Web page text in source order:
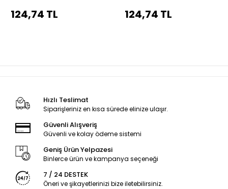
124,74 TL 124,74 TL
Hızlı Teslimat
Siparişleriniz en kısa sürede elinize ulaşır.
Güvenli Alışveriş
Güvenli ve kolay ödeme sistemi
Geniş Ürün Yelpazesi
Binlerce ürün ve kampanya seçeneği
7 / 24 DESTEK
Öneri ve şikayetlerinizi bize iletebilirsiniz.